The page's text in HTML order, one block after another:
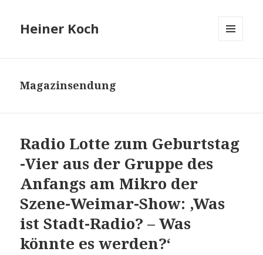
Heiner Koch
Magazinsendung
Radio Lotte zum Geburtstag
-Vier aus der Gruppe des
Anfangs am Mikro der
Szene-Weimar-Show: ‚Was
ist Stadt-Radio? – Was
könnte es werden?‘